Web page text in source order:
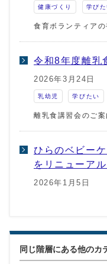
健康づくり 学びた
食育ボランティアの
令和8年度離乳
2026年3月24日
乳幼児 学びたい
離乳食講習会のご案
ひらのベビー
をリニューアル
2026年1月5日
同じ階層にある他のカ